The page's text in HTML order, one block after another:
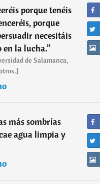
porque tenéis
porque
necesitáis
en la lucha.”
de Salamanca,
más sombrías
agua limpia y